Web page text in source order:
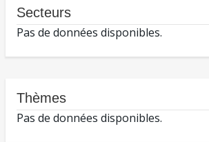
Secteurs
Pas de données disponibles.
Thèmes
Pas de données disponibles.